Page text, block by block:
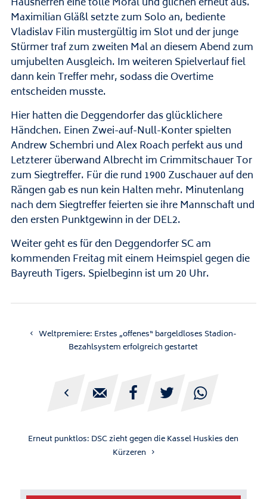
Maximilian Gläßl setzte zum Solo an, bediente
Vladislav Filin mustergültig im Slot und der junge
Stürmer traf zum zweiten Mal an diesem Abend zum
umjubelten Ausgleich. Im weiteren Spielverlauf fiel
dann kein Treffer mehr, sodass die Overtime
entscheiden musste.
Hier hatten die Deggendorfer das glücklichere
Händchen. Einen Zwei-auf-Null-Konter spielten
Andrew Schembri und Alex Roach perfekt aus und
Letzterer überwand Albrecht im Crimmitschauer Tor
zum Siegtreffer. Für die rund 1900 Zuschauer auf den
Rängen gab es nun kein Halten mehr. Minutenlang
nach dem Siegtreffer feierten sie ihre Mannschaft und
den ersten Punktgewinn in der DEL2.
Weiter geht es für den Deggendorfer SC am
kommenden Freitag mit einem Heimspiel gegen die
Bayreuth Tigers. Spielbeginn ist um 20 Uhr.
Weltpremiere: Erstes „offenes“ bargeldloses Stadion-
Bezahlsystem erfolgreich gestartet
    
Erneut punktlos: DSC zieht gegen die Kassel Huskies den
Kürzeren